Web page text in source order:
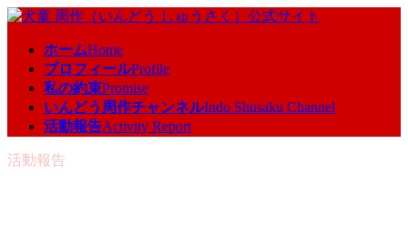
コ
ッ
ナ
移
ホームHome
プロフィールProfile
私の約束Promise
いんどう周作チャンネルIndo Shusaku Channel
活動報告Activity Report
活動報告